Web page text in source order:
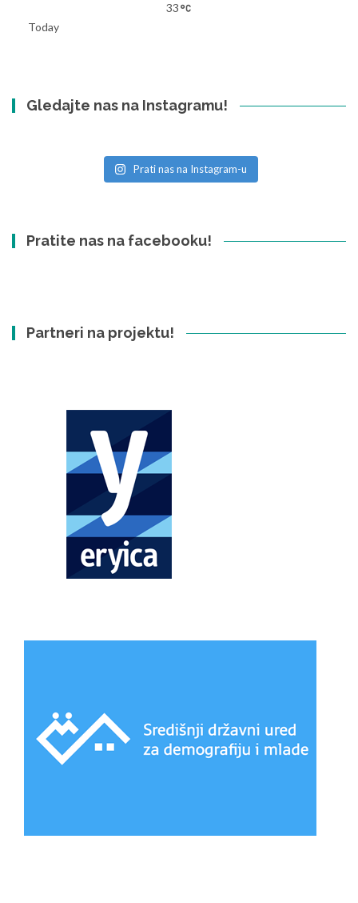
33
Today
Gledajte nas na Instagramu!
Prati nas na Instagram-u
Pratite nas na facebooku!
Partneri na projektu!